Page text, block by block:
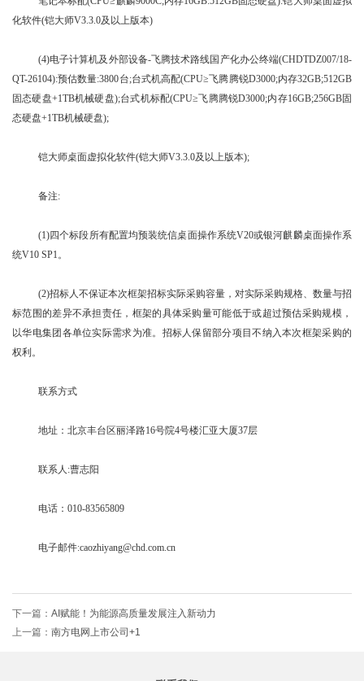
化软件(铠大师V3.3.0及以上版本)
(4)电子计算机及外部设备-飞腾技术路线国产化办公终端(CHDTDZ007/18-
QT-26104):预估数量:3800台;台式机高配(CPU≥飞腾腾锐D3000;内存32GB;512GB
固态硬盘+1TB机械硬盘);台式机标配(CPU≥飞腾腾锐D3000;内存16GB;256GB固
态硬盘+1TB机械硬盘);
铠大师桌面虚拟化软件(铠大师V3.3.0及以上版本);
备注:
(1)四个标段所有配置均预装统信桌面操作系统V20或银河麒麟桌面操作系
统V10 SP1。
(2)招标人不保证本次框架招标实际采购容量，对实际采购规格、数量与招
标范围的差异不承担责任，框架的具体采购量可能低于或超过预估采购规模，
以华电集团各单位实际需求为准。招标人保留部分项目不纳入本次框架采购的
权利。
联系方式
地址：北京丰台区丽泽路16号院4号楼汇亚大厦37层
联系人:曹志阳
电话：010-83565809
电子邮件:caozhiyang@chd.com.cn
下一篇： AI赋能！为能源高质量发展注入新动力
上一篇： 南方电网上市公司+1